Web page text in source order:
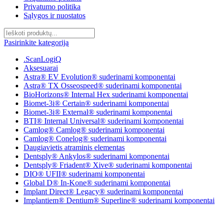
Privatumo politika
Sąlygos ir nuostatos
Pasirinkite kategoriją
.ScanLogiQ
Aksesuarai
Astra® EV Evolution® suderinami komponentai
Astra® TX Osseospeed® suderinami komponentai
BioHorizons® Internal Hex suderinami komponentai
Biomet-3i® Certain® suderinami komponentai
Biomet-3i® External® suderinami komponentai
BTI® Internal Universal® suderinami komponentai
Camlog® Camlog® suderinami komponentai
Camlog® Conelog® suderinami komponentai
Daugiavietis atraminis elementas
Dentsply® Ankylos® suderinami komponentai
Dentsply® Friadent® Xive® suderinami komponentai
DIO® UFII® suderinami komponentai
Global D® In-Kone® suderinami komponentai
Implant Direct® Legacy® suderinami komponentai
Implantiem® Dentium® Superline® suderinami komponentai